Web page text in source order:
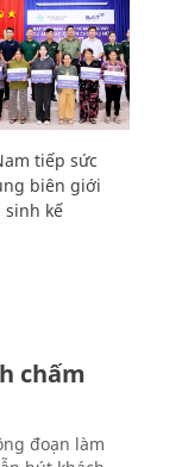
tiếp sức
biên giới
kế
chấm
đoạn làm